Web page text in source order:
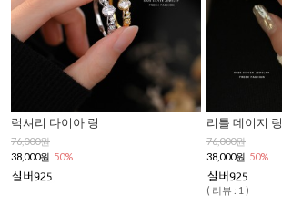
럭셔리 다이아 링
76,000원
38,000원 50%
리틀 데이지 링
76,000원
38,000원 50%
( 리뷰 : 1 )